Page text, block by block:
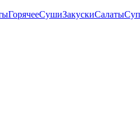
ГорячееСушиЗакускиСалаты